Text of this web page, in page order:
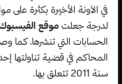
في الآونة الأخيرة بكثرة على
لدرجة جعلت موقع
الحسابات التي تنشرها، كما
المحاكم في قضية تناولتها
سنة 2011 تتعلق بها.